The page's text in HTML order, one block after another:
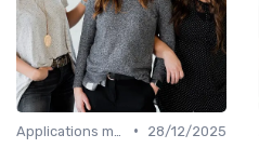
•
28/12/2025